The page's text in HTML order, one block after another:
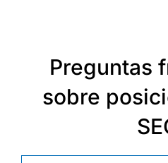
Preguntas
sobre